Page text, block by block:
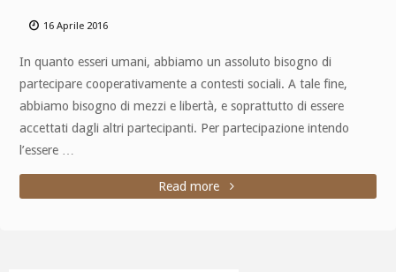
16 Aprile 2016
In quanto esseri umani, abbiamo un assoluto bisogno di
partecipare cooperativamente a contesti sociali. A tale fine,
abbiamo bisogno di mezzi e libertà, e soprattutto di essere
accettati dagli altri partecipanti. Per partecipazione intendo
l’essere …
Read more